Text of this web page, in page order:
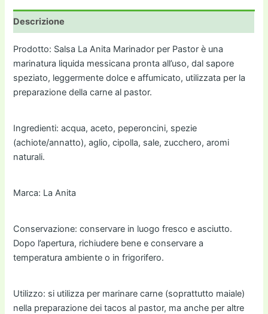
para
pastor
quantità
Descrizione
Prodotto: Salsa La Anita Marinador per Pastor è una
marinatura liquida messicana pronta all’uso, dal sapore
speziato, leggermente dolce e affumicato, utilizzata per la
preparazione della carne al pastor.
Ingredienti: acqua, aceto, peperoncini, spezie
(achiote/annatto), aglio, cipolla, sale, zucchero, aromi
naturali.
Marca: La Anita
Conservazione: conservare in luogo fresco e asciutto.
Dopo l’apertura, richiudere bene e conservare a
temperatura ambiente o in frigorifero.
Utilizzo: si utilizza per marinare carne (soprattutto maiale)
nella preparazione dei tacos al pastor, ma anche per altre